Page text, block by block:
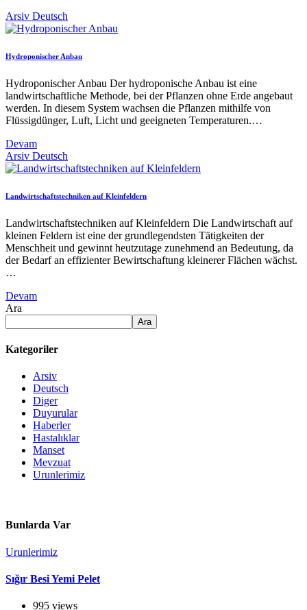
Arsiv Deutsch
Hydroponischer Anbau
Hydroponischer Anbau Der hydroponische Anbau ist eine
landwirtschaftliche Methode, bei der Pflanzen ohne Erde angebaut
werden. In diesem System wachsen die Pflanzen mithilfe von
Flüssigdünger, Luft, Licht und geeigneten Temperaturen.…
Devam
Arsiv Deutsch
Landwirtschaftstechniken auf Kleinfeldern
Landwirtschaftstechniken auf Kleinfeldern Die Landwirtschaft auf
kleinen Feldern ist eine der grundlegendsten Tätigkeiten der
Menschheit und gewinnt heutzutage zunehmend an Bedeutung, da
der Bedarf an effizienter Bewirtschaftung kleinerer Flächen wächst.
…
Devam
Ara
Ara
Kategoriler
Arsiv
Deutsch
Diger
Duyurular
Haberler
Hastalıklar
Manset
Mevzuat
Urunlerimiz
Bunlarda Var
Urunlerimiz
Sığır Besi Yemi Pelet
995 views